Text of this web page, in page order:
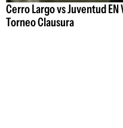
Cerro Largo vs Juventud
Torneo Clausura